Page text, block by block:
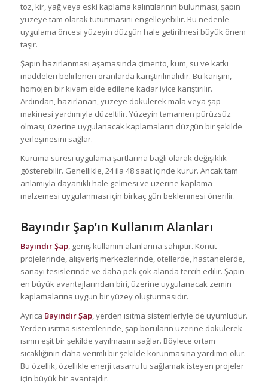
toz, kir, yağ veya eski kaplama kalıntılarının bulunması, şapın
yüzeye tam olarak tutunmasını engelleyebilir. Bu nedenle
uygulama öncesi yüzeyin düzgün hale getirilmesi büyük önem
taşır.
Şapın hazırlanması aşamasında çimento, kum, su ve katkı
maddeleri belirlenen oranlarda karıştırılmalıdır. Bu karışım,
homojen bir kıvam elde edilene kadar iyice karıştırılır.
Ardından, hazırlanan, yüzeye dökülerek mala veya şap
makinesi yardımıyla düzeltilir. Yüzeyin tamamen pürüzsüz
olması, üzerine uygulanacak kaplamaların düzgün bir şekilde
yerleşmesini sağlar.
Kuruma süresi uygulama şartlarına bağlı olarak değişiklik
gösterebilir. Genellikle, 24 ila 48 saat içinde kurur. Ancak tam
anlamıyla dayanıklı hale gelmesi ve üzerine kaplama
malzemesi uygulanması için birkaç gün beklenmesi önerilir.
Bayındır Şap’ın Kullanım Alanları
Bayındır Şap, geniş kullanım alanlarına sahiptir. Konut
projelerinde, alışveriş merkezlerinde, otellerde, hastanelerde,
sanayi tesislerinde ve daha pek çok alanda tercih edilir. Şapın
en büyük avantajlarından biri, üzerine uygulanacak zemin
kaplamalarına uygun bir yüzey oluşturmasıdır.
Ayrıca Bayındır Şap, yerden ısıtma sistemleriyle de uyumludur.
Yerden ısıtma sistemlerinde, şap boruların üzerine dökülerek
ısının eşit bir şekilde yayılmasını sağlar. Böylece ortam
sıcaklığının daha verimli bir şekilde korunmasına yardımcı olur.
Bu özellik, özellikle enerji tasarrufu sağlamak isteyen projeler
için büyük bir avantajdır.